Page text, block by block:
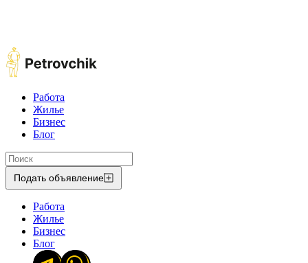
Работа
Жилье
Бизнес
Блог
Подать объявление
Работа
Жилье
Бизнес
Блог